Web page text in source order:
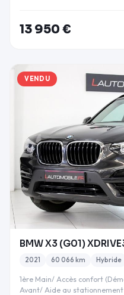
13 950 €
VENDU
2021 60 066 km Hybride
1ère Main/ Accès confort
Avant/ Aide au stationnement